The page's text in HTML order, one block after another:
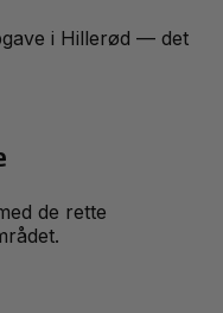
i Hillerød — det
de rette